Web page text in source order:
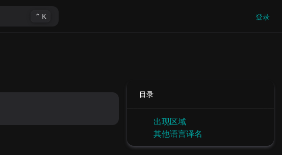
⌃ K 登录
目录
出现区域
其他语言译名